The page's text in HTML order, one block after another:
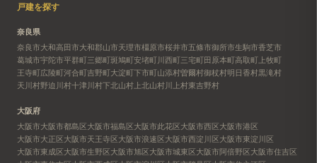
戸建を探す
奈良県
奈良市大和高田市大和郡山市天理市橿原市桜井市五條市御所市生駒市香芝市
葛城市宇陀市平群町三郷町斑鳩町安堵町川西町三宅町田原本町高取町 上牧町
王寺町広陵町河合町吉野町大淀町下市町山添村曽爾村御杖村明日香村黒滝村
天川村野迫川村十津川村下北山村 上北山村川上村東吉野村
大阪府
大阪市大阪市都島区大阪市福島区大阪市此花区大阪市西区大阪市港区
大阪市大正区大阪市天王寺区大阪市浪速区大阪市西淀川区大阪市東淀川区
大阪市東成区大阪市生野区大阪市旭区大阪市城東区大阪市阿倍野区大阪市住吉区